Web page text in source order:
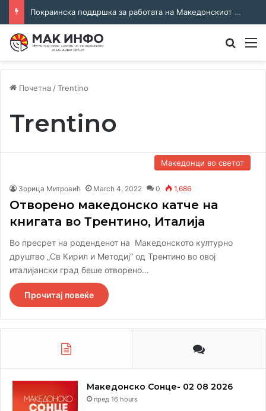
Покраинска поддршка за работата на Македонскиот национален совет: потпишан договор за суфинансирање на активностите
Почетна /Trentino
Trentino
Македонци во светот
Зорица Митровић March 4, 2022 0 1,686
Oтворено македонско катче на
книгата во Трентино, Италија
Во пресрет на роденденот на Македонското културно
друштво „Св Кирил и Методиј“ од Трентино во овој
италијански град беше отворено…
Прочитај повеќе
Македонско Сонце- 02 08 2026
пред 16 hours